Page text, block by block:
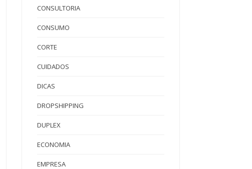
CONSULTORIA
CONSUMO
CORTE
CUIDADOS
DICAS
DROPSHIPPING
DUPLEX
ECONOMIA
EMPRESA